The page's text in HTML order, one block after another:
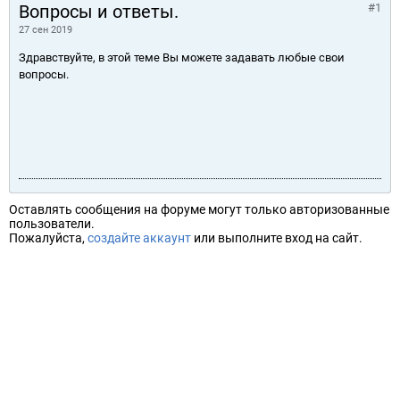
Вопросы и ответы.
27 сен 2019
#1
Здравствуйте, в этой теме Вы можете задавать любые свои
вопросы.
Оставлять сообщения на форуме могут только авторизованные
пользователи.
Пожалуйста, создайте аккаунт или выполните вход на сайт.